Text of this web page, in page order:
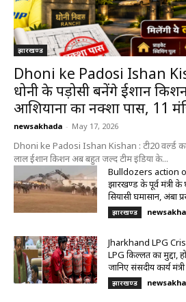
झारखण्ड
Dhoni ke Padosi Ishan
धोनी के पड़ोसी बनेंगे ईशान
आशियाना का नक्शा पास, 11
newsakhada - May 17, 2026
Dhoni ke Padosi Ishan Kishan : टी20 वर्ल्ड
लाल ईशान किशन अब बहुत जल्द टीम इंडिया के...
Bulldozers action
झारखण्ड के पूर्व मंत्री
सियासी घमासान, अंबा
झारखण्ड
Jharkhand LPG
LPG किल्लत का मुद्दा,
जानिए संसदीय कार्य
झारखण्ड